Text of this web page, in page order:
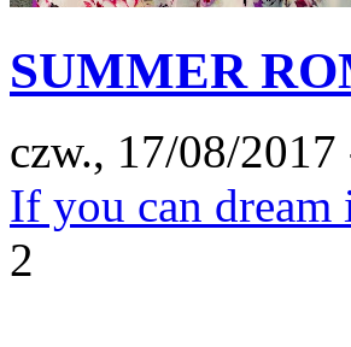
SUMMER
czw., 17/08/2017
If you can
2